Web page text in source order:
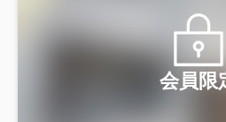
会員限